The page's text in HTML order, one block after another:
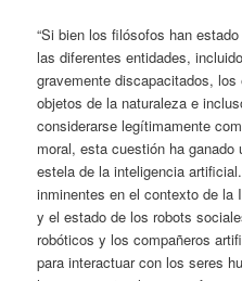
“Si bien los filósofos han
las diferentes entidades,
gravemente discapacitados,
objetos de la naturaleza e
considerarse legítimamente
moral, esta cuestión ha ganado
estela de la inteligencia
inminentes en el contexto de la
y el estado de los robots
robóticos y los compañeros
para interactuar con los seres